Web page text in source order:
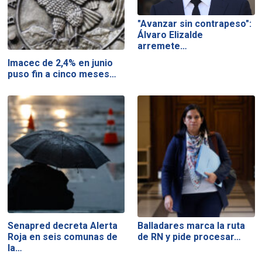
Imacec de 2,4% en junio
puso fin a cinco meses…
"Avanzar sin contrapeso":
Álvaro Elizalde
arremete…
Senapred decreta Alerta
Roja en seis comunas de
la…
Balladares marca la ruta
de RN y pide procesar…